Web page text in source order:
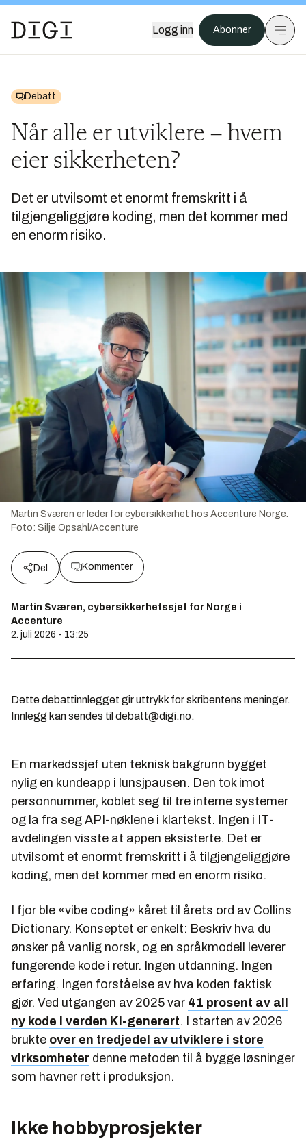
Logg inn Abonner
Debatt
Når alle er utviklere – hvem
eier sikkerheten?
Det er utvilsomt et enormt fremskritt i å
tilgjengeliggjøre koding, men det kommer med
en enorm risiko.
Martin Sværen er leder for cybersikkerhet hos Accenture Norge.
Foto: Silje Opsahl/Accenture
Del Kommenter
Martin Sværen, cybersikkerhetssjef for Norge i
Accenture
2. juli 2026 - 13:25
Dette debattinnlegget gir uttrykk for skribentens meninger.
Innlegg kan sendes til debatt@digi.no.
En markedssjef uten teknisk bakgrunn bygget
nylig en kundeapp i lunsjpausen. Den tok imot
personnummer, koblet seg til tre interne systemer
og la fra seg API-nøklene i klartekst. Ingen i IT-
avdelingen visste at appen eksisterte. Det er
utvilsomt et enormt fremskritt i å tilgjengeliggjøre
koding, men det kommer med en enorm risiko.
I fjor ble «vibe coding» kåret til årets ord av Collins
Dictionary. Konseptet er enkelt: Beskriv hva du
ønsker på vanlig norsk, og en språkmodell leverer
fungerende kode i retur. Ingen utdanning. Ingen
erfaring. Ingen forståelse av hva koden faktisk
gjør. Ved utgangen av 2025 var 41 prosent av all
ny kode i verden KI-generert. I starten av 2026
brukte over en tredjedel av utviklere i store
virksomheter denne metoden til å bygge løsninger
som havner rett i produksjon.
Ikke hobbyprosjekter